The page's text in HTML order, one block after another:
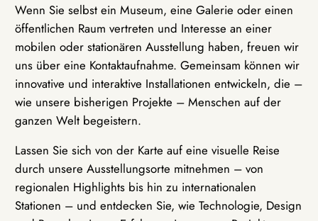
Wenn Sie selbst ein Museum, eine Galerie oder einen
öffentlichen Raum vertreten und Interesse an einer
mobilen oder stationären Ausstellung haben, freuen wir
uns über eine Kontaktaufnahme. Gemeinsam können wir
innovative und interaktive Installationen entwickeln, die –
wie unsere bisherigen Projekte – Menschen auf der
ganzen Welt begeistern.
Lassen Sie sich von der Karte auf eine visuelle Reise
durch unsere Ausstellungsorte mitnehmen – von
regionalen Highlights bis hin zu internationalen
Stationen – und entdecken Sie, wie Technologie, Design